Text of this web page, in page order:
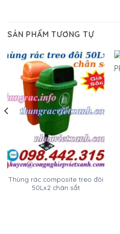
SẢN PHẨM TƯƠNG TỰ
Thùng rác composite treo đôi
50Lx2 chân sắt